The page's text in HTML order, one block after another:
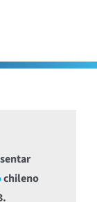
chileno